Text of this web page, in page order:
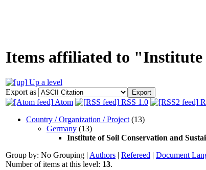
Items affiliated to "Institute
Up a level
Export as
Atom
RSS 1.0
Country / Organization / Project (13)
Germany (13)
Institute of Soil Conservation and
Group by: No Grouping | Authors | Refereed | Document
Number of items at this level: 13.